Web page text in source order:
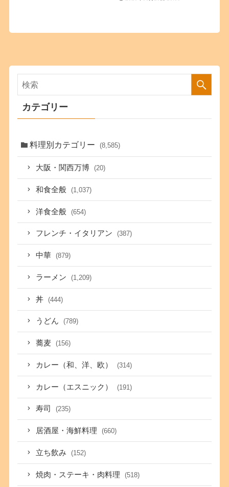
カテゴリー
料理別カテゴリー (8,585)
大阪・関西万博 (20)
和食全般 (1,037)
洋食全般 (654)
フレンチ・イタリアン (387)
中華 (879)
ラーメン (1,209)
丼 (444)
うどん (789)
蕎麦 (156)
カレー（和、洋、欧） (314)
カレー（エスニック） (191)
寿司 (235)
居酒屋・海鮮料理 (660)
立ち飲み (152)
焼肉・ステーキ・肉料理 (518)